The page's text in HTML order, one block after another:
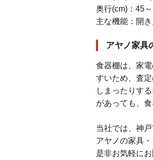
奥行(cm)：45
主な機能：開
アヤノ家具
食器棚は、家
すいため、査
しまったりす
があっても、
当社では、神
アヤノの家具
是非お気軽に